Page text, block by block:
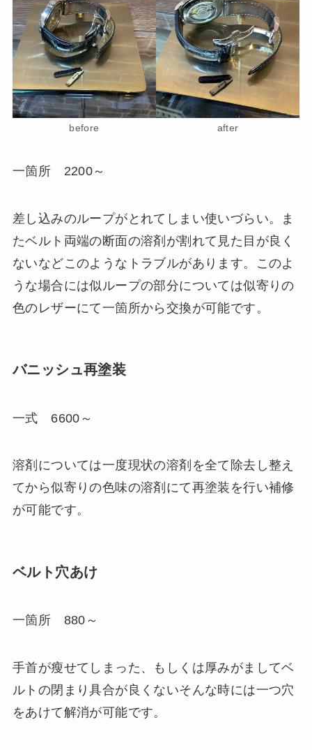
before after
一箇所 2200～
差し込みのループがとれてしまい使いづらい。ま
たベルト両端の断面の溶剤が割れて見た目が良く
ないなどこのようなトラブルがあります。このよ
うな場合には似ループの部分については似寄りの
色のレザーにて一箇所から交換が可能です。
バニッシュ再塗装
一式 6600～
溶剤については一度現状の溶剤を全て除去し整え
てから似寄りの色味の溶剤にて再塗装を行い補修
が可能です。
ベルト穴あけ
一箇所 880～
手首が瘦せてしまった、もしくは厚みがましてベ
ルトの閉まり具合が良くないそんな時には一つ穴
をあけて解消が可能です。